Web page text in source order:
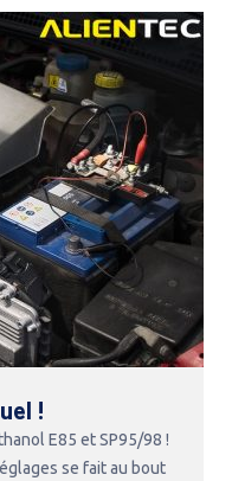
!
E85 et SP95/98 !
se fait au bout